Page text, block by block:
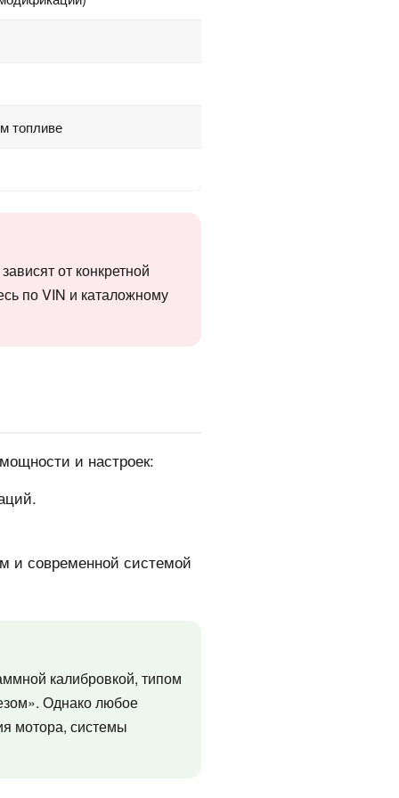
топливе
от конкретной
по VIN и каталожному
и настроек:
современной системой
калибровкой, типом
Однако любое
мотора, системы